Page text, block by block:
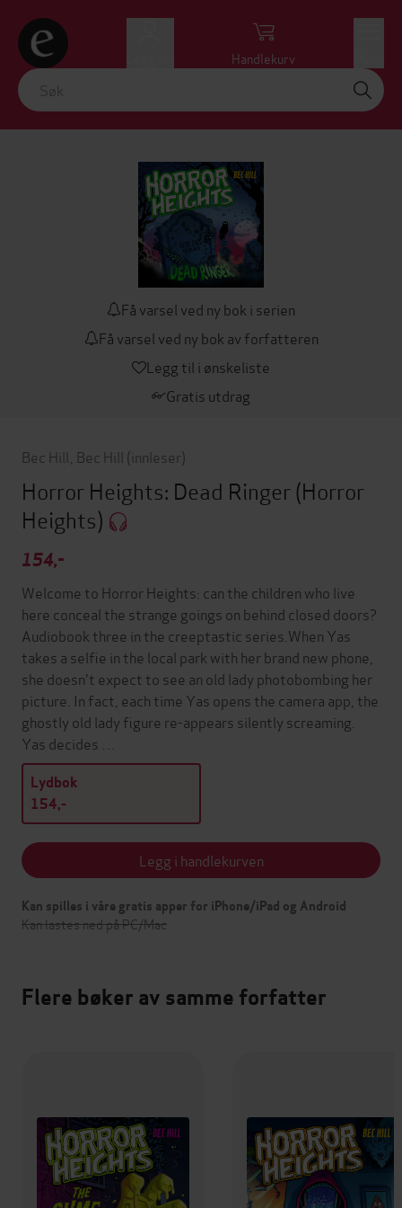
Handlekurv
Få varsel ved ny bok i serien
Få varsel ved ny bok av forfatteren
Legg til i ønskeliste
Gratis utdrag
Bec Hill Bec Hill (innleser)
Horror Heights: Dead Ringer(Horror
Heights)
154,-
Welcome to Horror Heights: can the children who live
here conceal the strange goings on behind closed doors?
Audiobook three in the creeptastic series.When Yas
takes a selfie in the local park with her brand new phone,
she doesn't expect to see an old lady photobombing her
picture. In fact, each time Yas opens the camera app, the
ghostly old lady figure re-appears silently screaming.
Yas decides …
Lydbok
154,-
Legg i handlekurven
Kan spilles i våre gratis apper for iPhone/iPad og Android
Kan lastes ned på PC/Mac
Flere bøker av samme forfatter